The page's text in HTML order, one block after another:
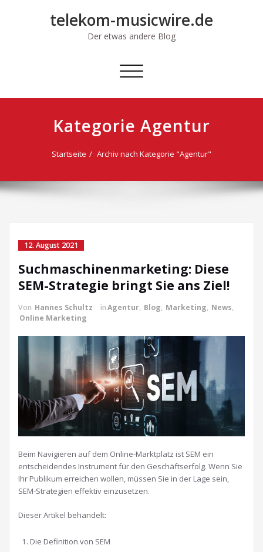
telekom-musicwire.de
Der etwas andere Blog
Schalte
Kategorie Agentur
Startseite Archiv nach Kategorie "Agentur"
12. August 2021
Suchmaschinenmarketing: Diese
SEM-Strategie bringt Sie ans Ziel!
Von Hannes Schultz inAgentur, Blog, Marketing, News,
Online Marketing
Beim Navigieren auf dem Online-Marktplatz ist SEM ein
entscheidendes Instrument für den Geschäftserfolg. Wenn Sie
Ihr Publikum erreichen wollen, müssen Sie in der Lage sein,
SEM-Strategien effektiv einzusetzen.
Dieser Artikel behandelt:
Die Definition von SEM